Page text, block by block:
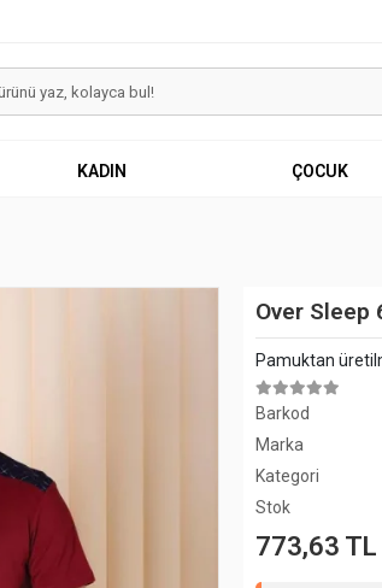
KADIN ÇOCUK
Over Sleep
Pamuktan
Barkod
Marka
Kategori
Stok
773,63 TL